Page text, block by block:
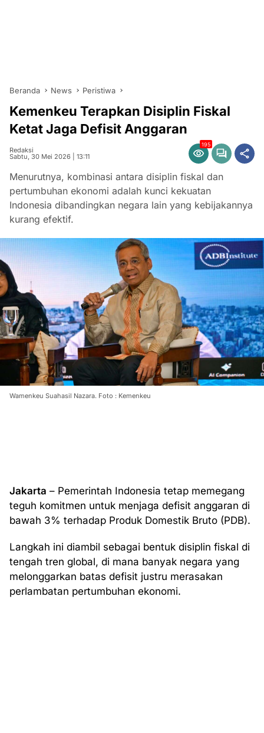
Beranda News Peristiwa
Kemenkeu Terapkan Disiplin Fiskal
Ketat Jaga Defisit Anggaran
Redaksi
Sabtu, 30 Mei 2026 | 13:11
195
Menurutnya, kombinasi antara disiplin fiskal dan
pertumbuhan ekonomi adalah kunci kekuatan
Indonesia dibandingkan negara lain yang kebijakannya
kurang efektif.
Wamenkeu Suahasil Nazara. Foto : Kemenkeu
Jakarta – Pemerintah Indonesia tetap memegang
teguh komitmen untuk menjaga defisit anggaran di
bawah 3% terhadap Produk Domestik Bruto (PDB).
Langkah ini diambil sebagai bentuk disiplin fiskal di
tengah tren global, di mana banyak negara yang
melonggarkan batas defisit justru merasakan
perlambatan pertumbuhan ekonomi.